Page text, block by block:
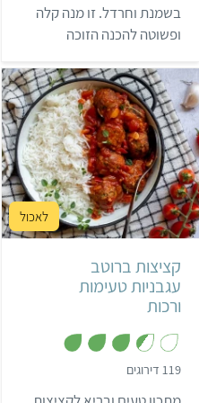
מ
ת
ו
בשמנת וחרדל. זו מנה קלה
ופשוטה להכנה הזוכה
מושרות במרינדה למשך
כשעתיים, נצרבות היטב על
מחבת פסים ומבושלות
ברוטב שמנתי שעשוי מקרם
קוקוס.
בינוני 3 שעות ו-10 דקות
25-30 קציצות קטנות
קציצות ברוטב
עגבניות טעימות
ורכות
119 דירוגים